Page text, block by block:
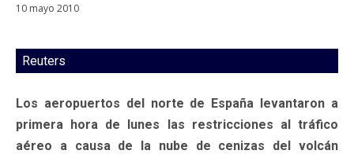
10 mayo 2010
Reuters
Los aeropuertos del norte de España levantaron a
primera hora de lunes las restricciones al tráfico
aéreo a causa de la nube de cenizas del volcán